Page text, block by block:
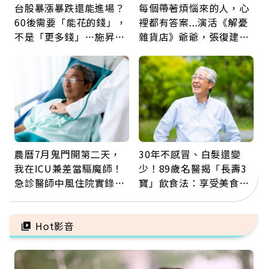
台股暴漲暴跌還能進場？
60後需要「能花的錢」，
不是「更多錢」…施昇
每個帶著煩惱來的人，心
裡都有答案...演活《解憂
雜貨店》爺爺，張復建：
善待自己
農曆7月鬼門開第二天，
我在ICU兼差當驅魔師！
急診醫師中風住院實錄：
30年不感冒、白髮還變
少！89歲名醫揭「長壽3
寶」飲食法：享受美食不
忌口，偶爾也該吃點肉
Hot影音